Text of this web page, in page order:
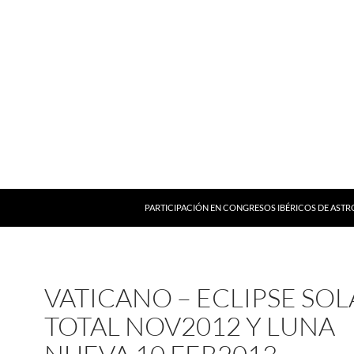
PARTICIPACIÓN EN CONGRESOS IBÉRICOS DE
VATICANO – ECLIPSE
TOTAL NOV2012 Y LUNA